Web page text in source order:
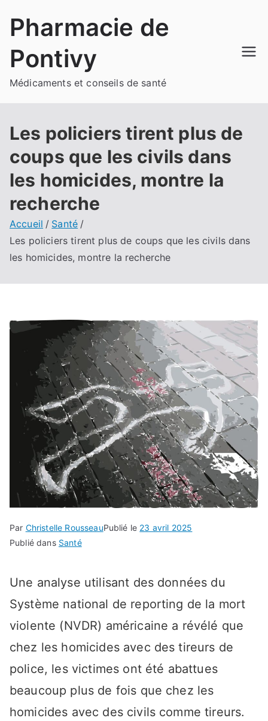
Pharmacie de
Pontivy
Médicaments et conseils de santé
Les policiers tirent plus de
coups que les civils dans
les homicides, montre la
recherche
Accueil
Santé
Les policiers tirent plus de coups que les civils dans
les homicides, montre la recherche
Par Christelle RousseauPublié le 23 avril 2025
Publié dans Santé
Une analyse utilisant des données du
Système national de reporting de la mort
violente (NVDR) américaine a révélé que
chez les homicides avec des tireurs de
police, les victimes ont été abattues
beaucoup plus de fois que chez les
homicides avec des civils comme tireurs.